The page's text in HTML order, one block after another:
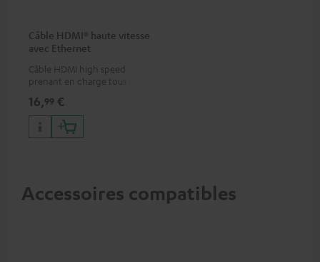
Câble HDMI® haute vitesse
avec Ethernet
Câble HDMI high speed
prenant en charge tous les
50/60p et 4K 3D
16,99 €
Accessoires compatibles